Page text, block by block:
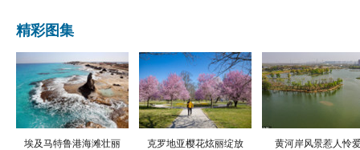
精彩图集
埃及马特鲁港海滩壮丽 克罗地亚樱花炫丽绽放 黄河岸风景惹人怜